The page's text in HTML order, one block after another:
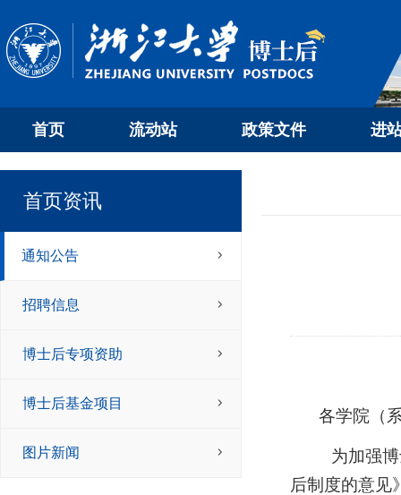
首页 流动站 政策文件 进
首页资讯
通知公告
招聘信息
博士后专项资助
博士后基金项目
图片新闻
各学院（
为加强
后制度的意见